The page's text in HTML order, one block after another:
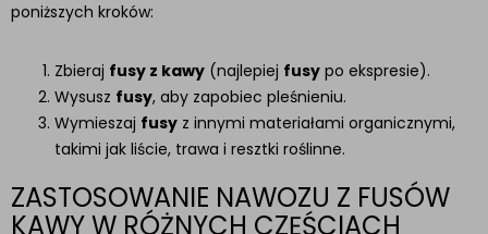
poniższych kroków:
Zbieraj fusy z kawy (najlepiej fusy po ekspresie).
Wysusz fusy, aby zapobiec pleśnieniu.
Wymieszaj fusy z innymi materiałami organicznymi,
takimi jak liście, trawa i resztki roślinne.
ZASTOSOWANIE NAWOZU Z FUSÓW
KAWY W RÓŻNYCH CZĘŚCIACH